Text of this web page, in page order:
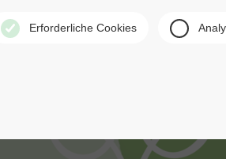
Erforderliche Cookies